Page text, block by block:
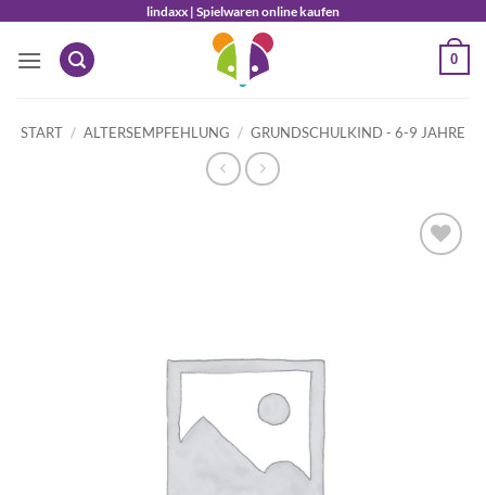
springen
lindaxx | Spielwaren online kaufen
0
START / ALTERSEMPFEHLUNG / GRUNDSCHULKIND - 6-9 JAHRE